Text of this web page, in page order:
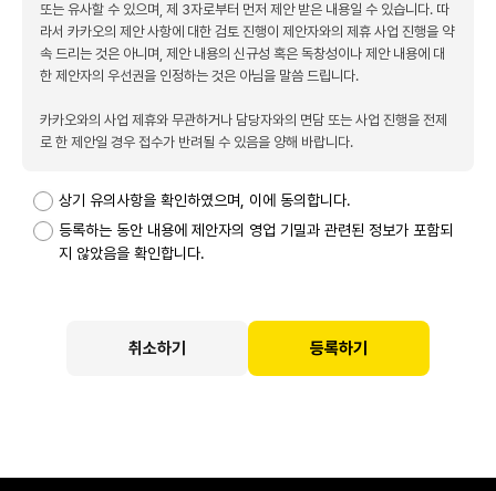
또는 유사할 수 있으며, 제 3자로부터 먼저 제안 받은 내용일 수 있습니다. 따
라서 카카오의 제안 사항에 대한 검토 진행이 제안자와의 제휴 사업 진행을 약
속 드리는 것은 아니며, 제안 내용의 신규성 혹은 독창성이나 제안 내용에 대
한 제안자의 우선권을 인정하는 것은 아님을 말씀 드립니다.
카카오와의 사업 제휴와 무관하거나 담당자와의 면담 또는 사업 진행을 전제
로 한 제안일 경우 접수가 반려될 수 있음을 양해 바랍니다.
상기 유의사항을 확인하였으며, 이에 동의합니다.
등록하는 동안 내용에 제안자의 영업 기밀과 관련된 정보가 포함되
지 않았음을 확인합니다.
취소하기 등록하기